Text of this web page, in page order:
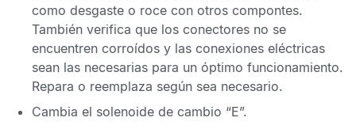
como desgaste o roce con otros compontes.
También verifica que los conectores no se
encuentren corroídos y las conexiones eléctricas
sean las necesarias para un óptimo funcionamiento.
Repara o reemplaza según sea necesario.
Cambia el solenoide de cambio “E”.